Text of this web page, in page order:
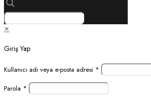
✕
Giriş Yap
Kullanıcı adı veya e-posta adresi *
Parola *